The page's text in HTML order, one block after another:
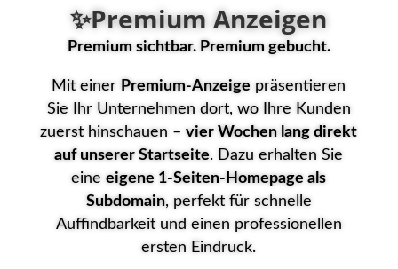
✨Premium Anzeigen
Premium sichtbar. Premium gebucht.
Mit einer Premium‑Anzeige präsentieren
Sie Ihr Unternehmen dort, wo Ihre Kunden
zuerst hinschauen –vier Wochen lang direkt
auf unserer Startseite. Dazu erhalten Sie
eineeigene 1‑Seiten‑Homepage als
Subdomain, perfekt für schnelle
Auffindbarkeit und einen professionellen
ersten Eindruck.